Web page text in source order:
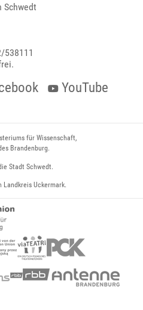
Schwedt
538111
YouTube
für Wissenschaft,
Brandenburg.
Stadt Schwedt.
Uckermark.